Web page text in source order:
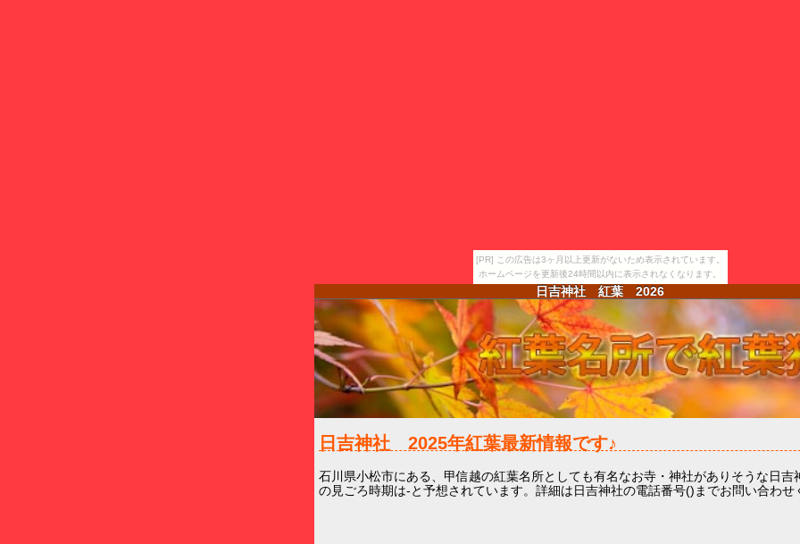
[PR] この広告は3ヶ月以上更新がないため表示されています。
ホームページを更新後24時間以内に表示されなくなります。
日吉神社 紅葉 2026
日吉神社 2025年紅葉最新情報です♪
石川県小松市にある、甲信越の紅葉名所としても有名なお寺・神社がありそうな日吉
の見ごろ時期は-と予想されています。詳細は日吉神社の電話番号()までお問い合わせ